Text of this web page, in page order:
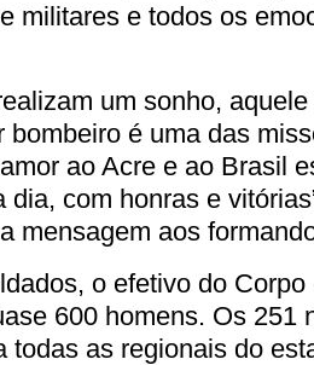
militares e todos os
um sonho,
bombeiro é uma das
ao Acre e ao Brasil
dia, com honras e
mensagem aos
o efetivo do
600 homens. Os 251
todas as regionais do